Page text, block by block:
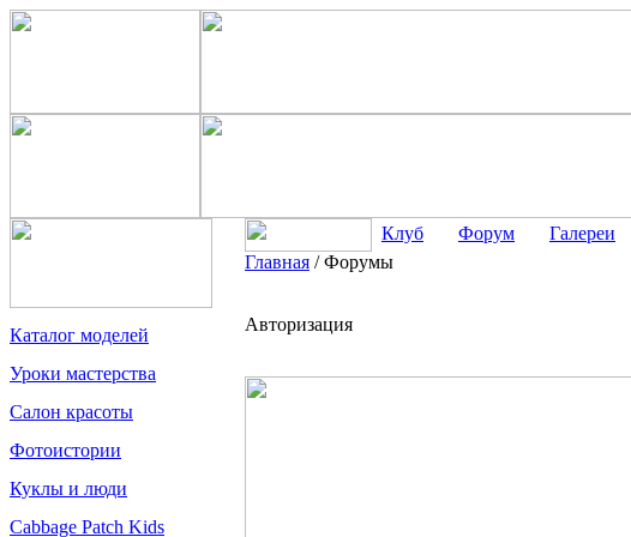
Каталог моделей
Уроки мастерства
Салон красоты
Фотоистории
Куклы и люди
Cabbage Patch Kids
Клуб Форум Галереи
Главная /Форумы
Авторизация